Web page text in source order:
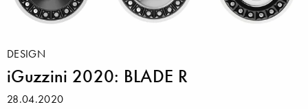
DESIGN
iGuzzini 2020: BLADE R
28.04.2020